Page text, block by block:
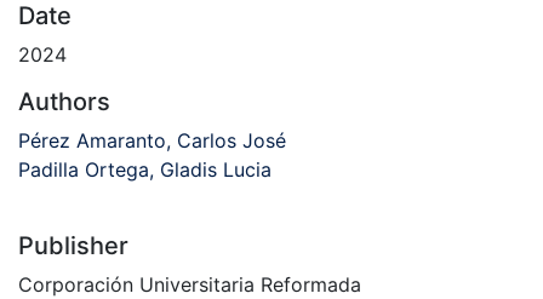
Date
2024
Authors
Pérez Amaranto, Carlos José
Padilla Ortega, Gladis Lucia
Publisher
Corporación Universitaria Reformada